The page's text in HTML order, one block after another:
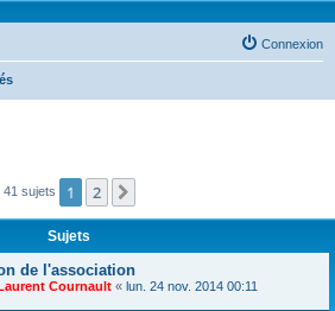
Connexion
41 sujets 1 2
Sujets
de l'association
Cournault « lun. 24 nov. 2014 00:11